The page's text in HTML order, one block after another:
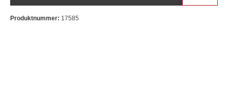
Produktnummer: 17585